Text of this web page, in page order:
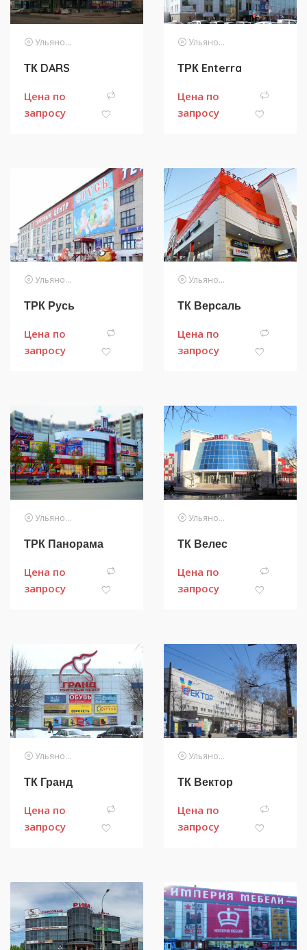
Ульяновск
ТК DARS
Цена по
запросу
Ульяновск
ТРК Enterra
Цена по
запросу
Ульяновск
ТРК Русь
Цена по
запросу
Ульяновск
ТК Версаль
Цена по
запросу
Ульяновск
ТРК Панорама
Цена по
запросу
Ульяновск
ТК Велес
Цена по
запросу
Ульяновск
ТК Гранд
Цена по
запросу
Ульяновск
ТК Вектор
Цена по
запросу